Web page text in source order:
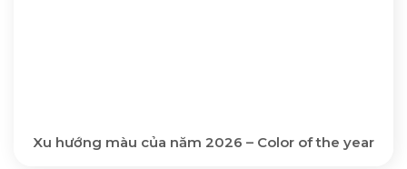
Xu hướng màu của năm 2026 – Color of the year